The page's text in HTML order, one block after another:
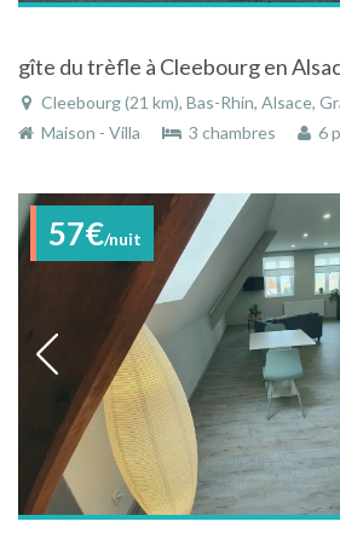
gîte du trèfle à Cleebourg en
Cleebourg (21 km), Bas-Rhin, Alsace,
Maison - Villa
3 chambres 6
57€/nuit